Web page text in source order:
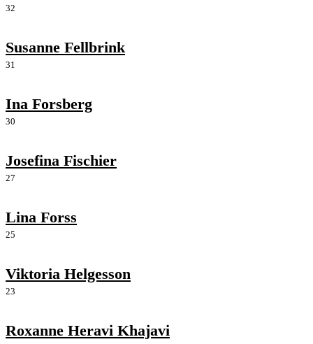
32
Susanne Fellbrink
31
Ina Forsberg
30
Josefina Fischier
27
Lina Forss
25
Viktoria Helgesson
23
Roxanne Heravi Khajavi